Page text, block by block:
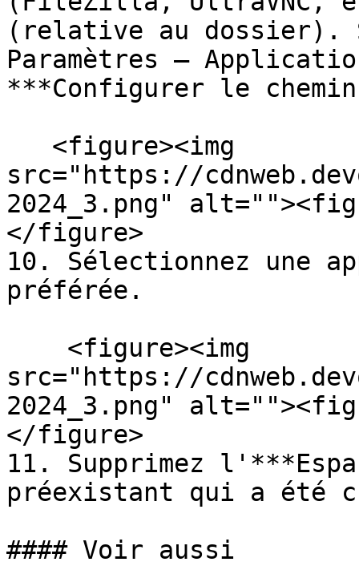
(relative au dossier).
Paramètres –
***Configurer le
src="https://
2024_3.png"
</figure>
10. Sélectionnez une
préférée.
src="https://
2024_3.png"
</figure>
11. Supprimez
préexistant qui a été
#### Voir aussi